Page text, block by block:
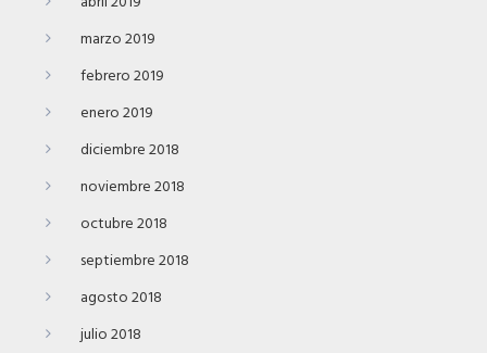
marzo 2019
febrero 2019
enero 2019
diciembre 2018
noviembre 2018
octubre 2018
septiembre 2018
agosto 2018
julio 2018